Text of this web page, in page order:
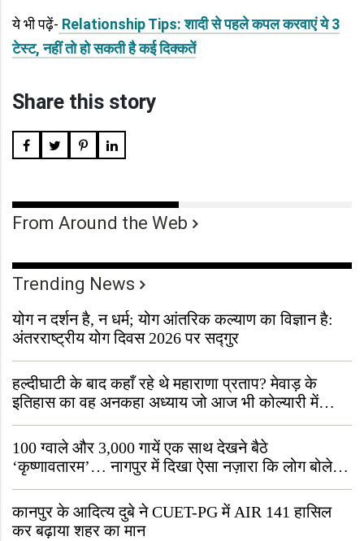
ये भी पढ़ें- Relationship Tips: शादी से पहले कपल करवाएं ये 3
टेस्ट, नहीं तो हो सकती है कई दिक्कतें
Share this story
From Around the Web
Trending News
योग न दर्शन है, न धर्म; योग आंतरिक कल्याण का विज्ञान है:
अंतरराष्ट्रीय योग दिवस 2026 पर सद्गुर
हल्दीघाटी के बाद कहाँ रहे थे महाराणा प्रताप? मेवाड़ के
इतिहास का वह अनकहा अध्याय जो आज भी कोल्यारी में
जीवित है
100 ग्वाले और 3,000 गायें एक साथ देखने बैठे
‘कृष्णावतारम’… नागपुर में दिखा ऐसा नज़ारा कि लोग बोले,
“ऐसा तो सिर्फ़ कृष्ण ही कर सकते हैं”
कानपुर के आदित्य दुबे ने CUET-PG में AIR 141 हासिल
कर बढ़ाया शहर का मान